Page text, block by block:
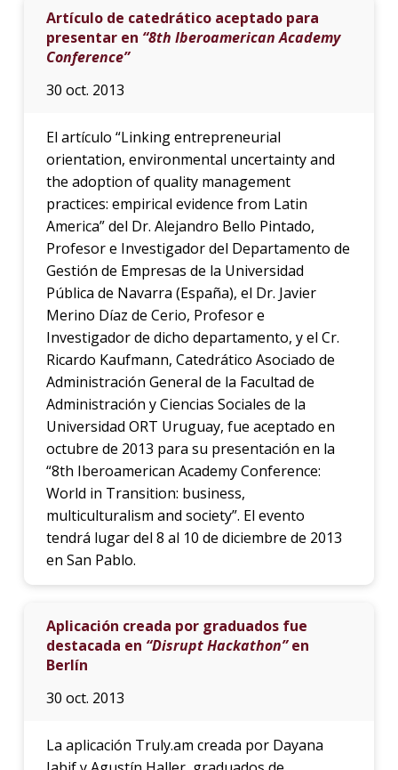
Artículo de catedrático aceptado para
presentar en “8th Iberoamerican Academy
Conference”
30 oct. 2013
El artículo “Linking entrepreneurial
orientation, environmental uncertainty and
the adoption of quality management
practices: empirical evidence from Latin
America” del Dr. Alejandro Bello Pintado,
Profesor e Investigador del Departamento de
Gestión de Empresas de la Universidad
Pública de Navarra (España), el Dr. Javier
Merino Díaz de Cerio, Profesor e
Investigador de dicho departamento, y el Cr.
Ricardo Kaufmann, Catedrático Asociado de
Administración General de la Facultad de
Administración y Ciencias Sociales de la
Universidad ORT Uruguay, fue aceptado en
octubre de 2013 para su presentación en la
“8th Iberoamerican Academy Conference:
World in Transition: business,
multiculturalism and society”. El evento
tendrá lugar del 8 al 10 de diciembre de 2013
en San Pablo.
Aplicación creada por graduados fue
destacada en “Disrupt Hackathon”en
Berlín
30 oct. 2013
La aplicación Truly.am creada por Dayana